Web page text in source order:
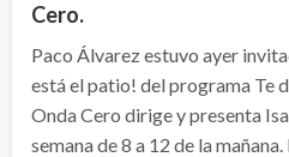
Cero.
Paco Álvarez estuvo ayer
está el patio! del programa Te
Onda Cero dirige y presenta
semana de 8 a 12 de la